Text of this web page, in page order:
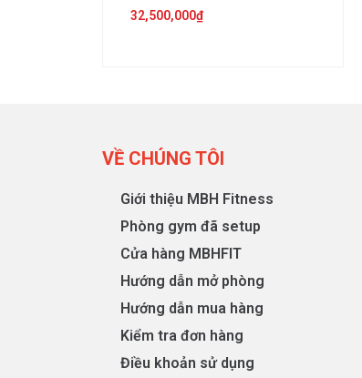
32,500,000₫
VỀ CHÚNG TÔI
Giới thiệu MBH Fitness
Phòng gym đã setup
Cửa hàng MBHFIT
Hướng dẫn mở phòng
Hướng dẫn mua hàng
Kiểm tra đơn hàng
Điều khoản sử dụng